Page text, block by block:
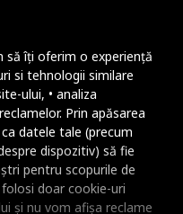
să îți oferim o experiență
si tehnologii similare
ului, • analiza
Prin apăsarea
datele tale (precum
dispozitiv) să fie
pentru scopurile de
folosi doar cookie-uri
și nu vom afișa reclame
Micsoreaza
Mareste spatierea
Micsoreaza
Mareste inaltimea